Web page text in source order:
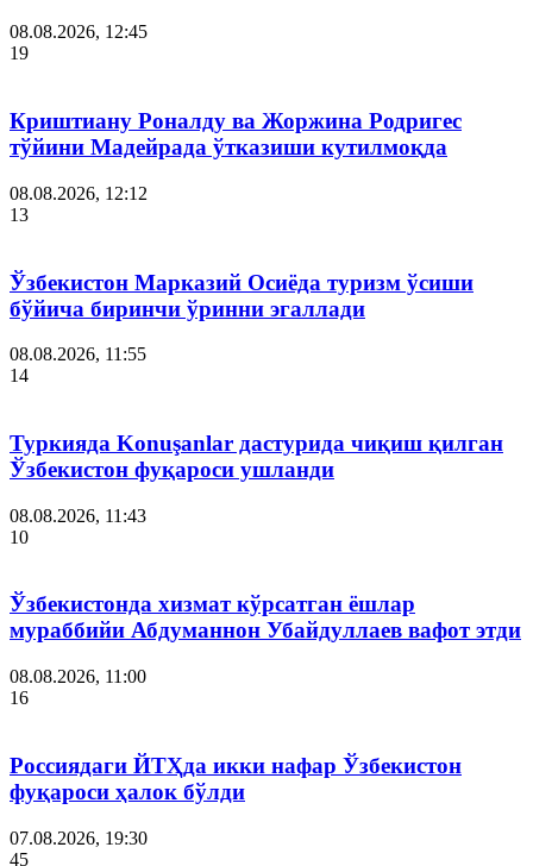
08.08.2026, 12:45
19
Криштиану Роналду ва Жоржина Родригес
тўйини Мадейрада ўтказиши кутилмоқда
08.08.2026, 12:12
13
Ўзбекистон Марказий Осиёда туризм ўсиши
бўйича биринчи ўринни эгаллади
08.08.2026, 11:55
14
Туркияда Konuşanlar дастурида чиқиш қилган
Ўзбекистон фуқароси ушланди
08.08.2026, 11:43
10
Ўзбекистонда хизмат кўрсатган ёшлар
мураббийи Абдуманнон Убайдуллаев вафот этди
08.08.2026, 11:00
16
Россиядаги ЙТҲда икки нафар Ўзбекистон
фуқароси ҳалок бўлди
07.08.2026, 19:30
45